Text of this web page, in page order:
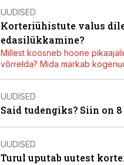
UUDISED
Korteriühistute valus
edasilükkamine?
Millest koosneb hoone
võrrelda? Mida märkab
UUDISED
Said tudengiks? Siin on
UUDISED
Turul uputab uutest